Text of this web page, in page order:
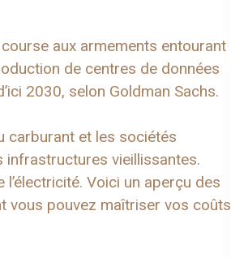
aux armements entourant
de centres de données
2030, selon Goldman Sachs.
carburant et les sociétés
vieillissantes.
Voici un aperçu des
vous pouvez maîtriser vos coûts